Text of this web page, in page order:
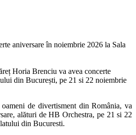
aniversare în noiembrie 2026 la Sala
Horia Brenciu va avea concerte
din București, pe 21 si 22 noiembrie
de divertisment din România, va
alături de HB Orchestra, pe 21 si 22
din Bucuresti.